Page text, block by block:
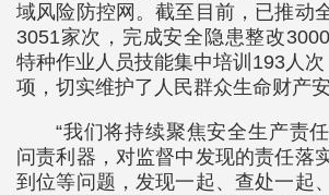
域风险防控网。截至目前，已推动
3051家次，完成安全隐患整改
特种作业人员技能集中培训193人
项，切实维护了人民群众生命财产安
“我们将持续聚焦安全生产责
问责利器，对监督中发现的责任落
到位等问题，发现一起、查处一起